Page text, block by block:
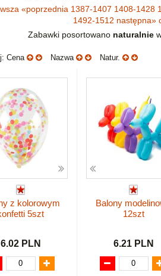
«poprzednia 1387-1407 1408-1428
1492-1512 następna»
Zabawki posortowano naturalnie
Cena Nazwa Natur.
z kolorowym
5szt
6.02 PLN
Balony
12szt
6.21 PLN